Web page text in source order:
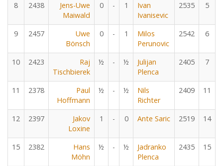
8 2438
Jens-Uwe
Maiwald
0 - 1
Ivan
Ivanisevic
2535 5
9 2457
Uwe
Bönsch
0 - 1
Milos
Perunovic
2542 6
10 2423
Raj
Tischbierek
½ - ½
Julijan
Plenca
2405 7
11 2378
Paul
Hoffmann
½ - ½
Nils
Richter
2409 11
12 2397
Jakov
Loxine
1 - 0 Ante Saric 2519 14
15 2382
Hans
Möhn
½ - ½
Jadranko
Plenca
2435 15